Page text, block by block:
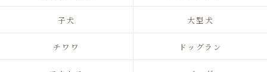
子犬 大型犬
チワワ ドッグラン